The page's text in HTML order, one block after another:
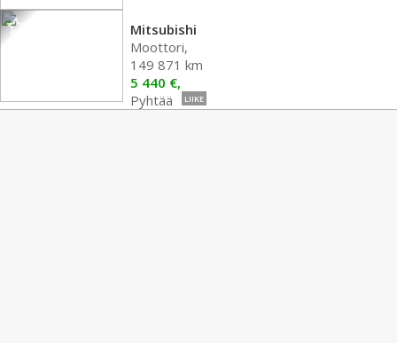
Mitsubishi
Moottori,
149 871 km
5 440 €,
Pyhtää
LIIKE